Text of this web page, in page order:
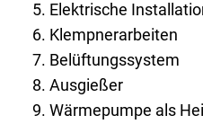
Elektrische
Klempnerarbeiten
Belüftungssystem
Ausgießer
Wärmepumpe als